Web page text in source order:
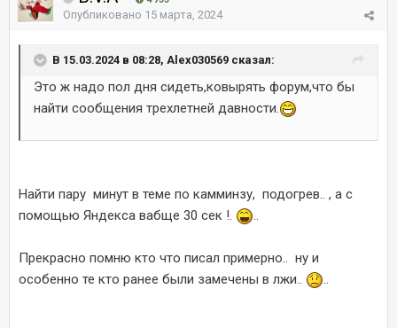
Опубликовано 15 марта, 2024
В 15.03.2024 в 08:28, Alex030569 сказал:
Это ж надо пол дня сидеть,ковырять форум,что бы
найти сообщения трехлетней давности.
Найти пару минут в теме по камминзу, подогрев.. , а с
помощью Яндекса вабще 30 сек !.
..
Прекрасно помню кто что писал примерно.. ну и
особенно те кто ранее были замечены в лжи..
..